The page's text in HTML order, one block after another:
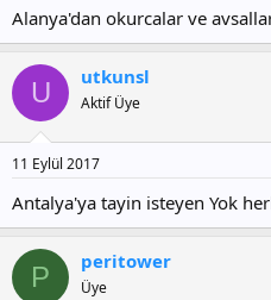
Alanya'dan okurcalar ve
U utkunsl
Aktif Üye
11 Eylül 2017
Antalya'ya tayin isteyen Yok
P peritower
Üye